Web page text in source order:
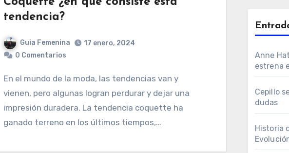
tendencia?
Guia Femenina
17 enero, 2024
0 Comentarios
En el mundo de la moda, las tendencias van y
vienen, pero algunas logran perdurar y dejar una
impresión duradera. La tendencia coquette ha
ganado terreno en los últimos tiempos,…
Anne
estrena
Cepillo
dudas
Historia